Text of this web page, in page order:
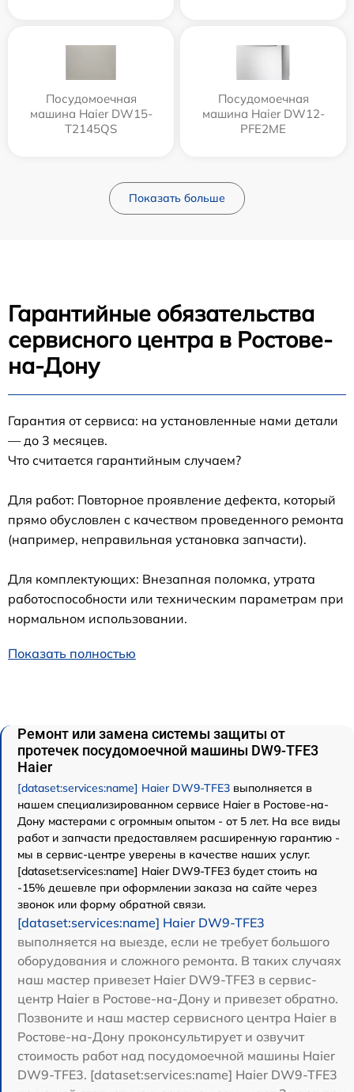
Посудомоечная
машина Haier DW15-
T2145QS
Посудомоечная
машина Haier DW12-
PFE2ME
Показать больше
Гарантийные обязательства
сервисного центра в Ростове-
на-Дону
Гарантия от сервиса: на установленные нами детали
— до 3 месяцев.
Что считается гарантийным случаем?
Для работ: Повторное проявление дефекта, который
прямо обусловлен с качеством проведенного ремонта
(например, неправильная установка запчасти).
Для комплектующих: Внезапная поломка, утрата
работоспособности или техническим параметрам при
нормальном использовании.
Показать полностью
Ремонт или замена системы защиты от
протечек посудомоечной машины DW9-TFE3
Haier
[dataset:services:name] Haier DW9-TFE3 выполняется в
нашем специализированном сервисе Haier в Ростове-на-
Дону мастерами с огромным опытом - от 5 лет. На все виды
работ и запчасти предоставляем расширенную гарантию -
мы в сервис-центре уверены в качестве наших услуг.
[dataset:services:name] Haier DW9-TFE3 будет стоить на
-15% дешевле при оформлении заказа на сайте через
звонок или форму обратной связи.
[dataset:services:name] Haier DW9-TFE3
выполняется на выезде, если не требует большого
оборудования и сложного ремонта. В таких случаях
наш мастер привезет Haier DW9-TFE3 в сервис-
центр Haier в Ростове-на-Дону и привезет обратно.
Позвоните и наш мастер сервисного центра Haier в
Ростове-на-Дону проконсультирует и озвучит
стоимость работ над посудомоечной машины Haier
DW9-TFE3. [dataset:services:name] Haier DW9-TFE3